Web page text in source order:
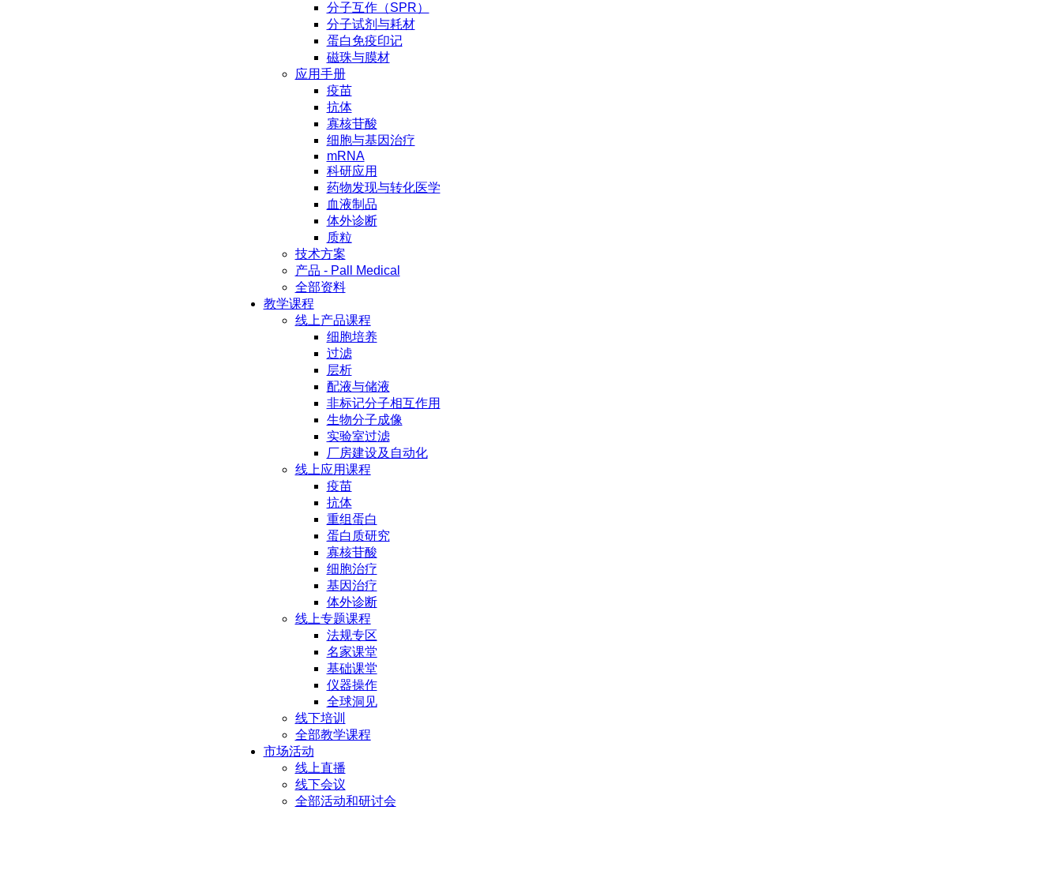
分子互作（SPR）
分子试剂与耗材
蛋白免疫印记
磁珠与膜材
应用手册
疫苗
抗体
寡核苷酸
细胞与基因治疗
mRNA
科研应用
药物发现与转化医学
血液制品
体外诊断
质粒
技术方案
产品 - Pall Medical
全部资料
教学课程
线上产品课程
细胞培养
过滤
层析
配液与储液
非标记分子相互作用
生物分子成像
实验室过滤
厂房建设及自动化
线上应用课程
疫苗
抗体
重组蛋白
蛋白质研究
寡核苷酸
细胞治疗
基因治疗
体外诊断
线上专题课程
法规专区
名家课堂
基础课堂
仪器操作
全球洞见
线下培训
全部教学课程
市场活动
线上直播
线下会议
全部活动和研讨会